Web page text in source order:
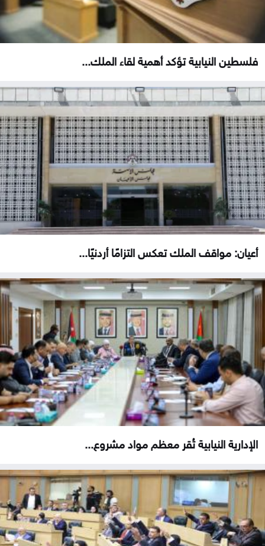
فلسطين النيابية تؤكد أهمية لقاء الملك...
أعيان: مواقف الملك تعكس التزامًا أردنيًا...
الإدارية النيابية تُقر معظم مواد مشروع...